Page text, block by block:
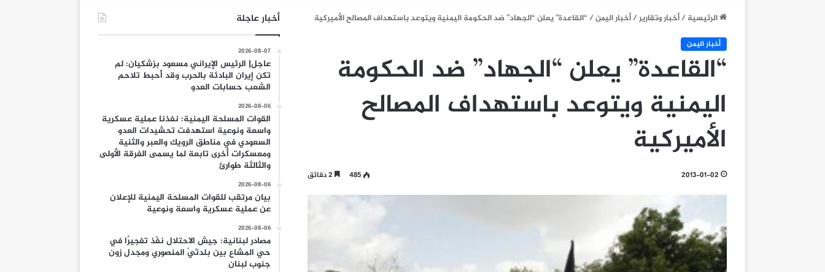
الرئيسية/أخبار وتقارير/أخبار اليمن/ “القاعدة” يعلن “الجهاد” ضد الحكومة اليمنية ويتوعد باستهداف المصالح الأميركية
أخبار اليمن
“القاعدة” يعلن “الجهاد” ضد الحكومة
اليمنية ويتوعد باستهداف المصالح
الأميركية
2013-01-02
485 2 دقائق
أخبار عاجلة
2026-08-07
عاجل| الرئيس الإيراني مسعود بزشكيان: لم
تكن إيران البادئة بالحرب وقد أحبط تلاحم
الشعب حسابات العدو
2026-08-06
القوات المسلحة اليمنية: نفذنا عملية عسكرية
واسعة ونوعية استهدفت تحشيدات العدو
السعودي في مناطق الرويك والعبر والثنية
ومعسكرات أخرى تابعة لما يسمى الفرقة الأولى
والثالثة طوارئ
2026-08-06
بيان مرتقب للقوات المسلحة اليمنية للإعلان
عن عملية عسكرية واسعة ونوعية
2026-08-06
مصادر لبنانية: جيش الاحتلال نفّذ تفجيرًا في
حي المشاع بين بلدتَيْ المنصوري ومجدل زون
جنوب لبنان